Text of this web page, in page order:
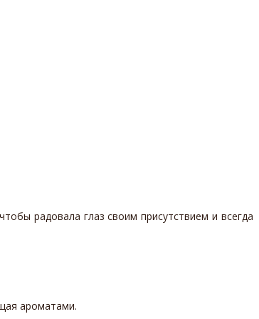
радовала глаз своим присутствием и всегда
ароматами.